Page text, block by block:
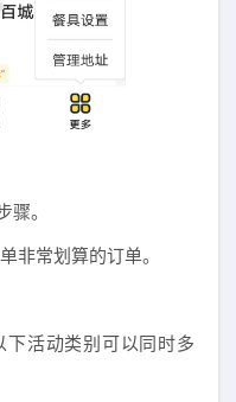
。
非常划算的订单。
活动类别可以同时多